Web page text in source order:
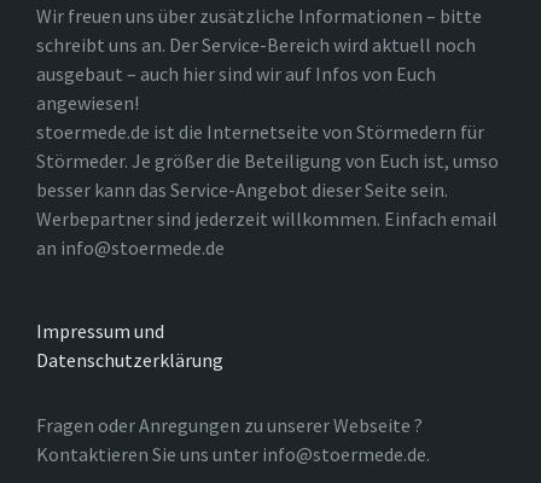
Wir freuen uns über zusätzliche Informationen – bitte
schreibt uns an. Der Service-Bereich wird aktuell noch
ausgebaut – auch hier sind wir auf Infos von Euch
angewiesen!
stoermede.de ist die Internetseite von Störmedern für
Störmeder. Je größer die Beteiligung von Euch ist, umso
besser kann das Service-Angebot dieser Seite sein.
Werbepartner sind jederzeit willkommen. Einfach email
an info@stoermede.de
Impressum und
Datenschutzerklärung
Fragen oder Anregungen zu unserer Webseite ?
Kontaktieren Sie uns unter info@stoermede.de.